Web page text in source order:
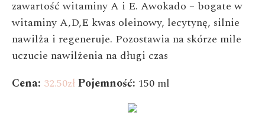
zawartość witaminy A i E. Awokado – bogate w
witaminy A,D,E kwas oleinowy, lecytynę, silnie
nawilża i regeneruje. Pozostawia na skórze mile
uczucie nawilżenia na długi czas
Cena: 32.50złPojemność: 150 ml